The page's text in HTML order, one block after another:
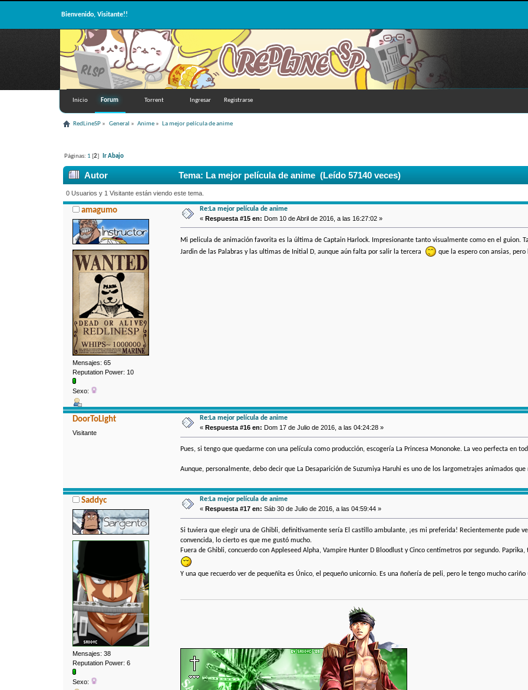
Bienvenido, Visitante!!
Inicio Forum Torrent Ingresar Registrarse
RedLineSP » General » Anime » La mejor película de anime
Páginas: 1 [2 ]Ir Abajo
Autor Tema: La mejor película de anime (Leído 57140 veces)
0 Usuarios y 1 Visitante están viendo este tema.
amagumo
Mensajes: 65
Reputation Power: 10
Sexo:
Re:La mejor película de anime
« Respuesta #15 en: Dom 10 de Abril de 2016, a las 16:27:02 »
Mi pelicula de animación favorita es la última de Captain Harlock. Impresionante tanto visualmente como en el guion.
Jardin de las Palabras y las ultimas de Initial D, aunque aún falta por salir la tercera
que la espero con ansias,
DoorToLight
Visitante
Re:La mejor película de anime
« Respuesta #16 en: Dom 17 de Julio de 2016, a las 04:24:28 »
Pues, si tengo que quedarme con una película como producción, escogería La Princesa Mononoke. La veo perfecta en
Aunque, personalmente, debo decir que La Desaparición de Suzumiya Haruhi es uno de los largometrajes animados
Saddyc
Mensajes: 38
Reputation Power: 6
Sexo:
Re:La mejor película de anime
« Respuesta #17 en: Sáb 30 de Julio de 2016, a las 04:59:44 »
Si tuviera que elegir una de Ghibli, definitivamente sería El castillo ambulante, ¡es mi preferida! Recientemente pude
convencida, lo cierto es que me gustó mucho.
Fuera de Ghibli, concuerdo con Appleseed Alpha, Vampire Hunter D Bloodlust y Cinco centímetros por segundo.
Y una que recuerdo ver de pequeñita es Único, el pequeño unicornio. Es una ñoñería de peli, pero le tengo mucho cariño